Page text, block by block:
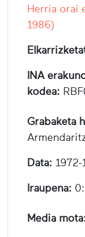
Herria orai
1986)
INA
kodea:
Grabaketa
Data: 1972-
Iraupena:
Media